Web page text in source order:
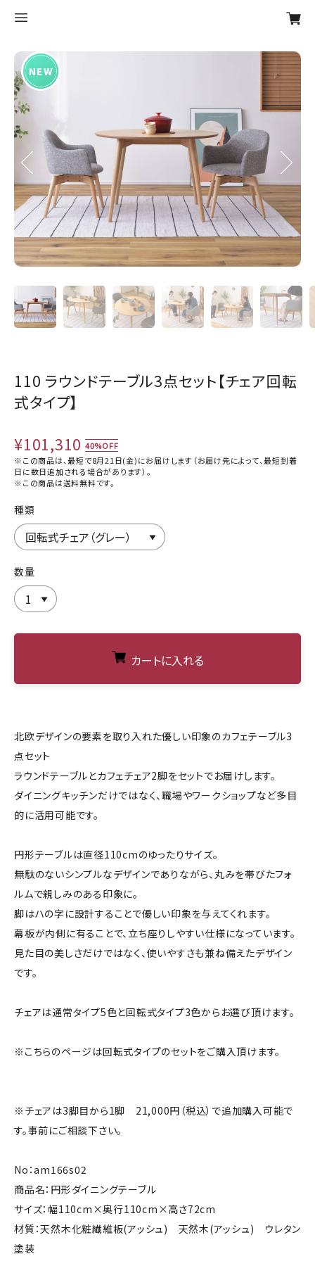
Previous Next
110 ラウンドテーブル3点セット【チェア回転
式タイプ】
¥101,310 40%OFF
※この商品は、最短で8月21日(金)にお届けします（お届け先によって、最短到着
日に数日追加される場合があります）。
※この商品は送料無料です。
種類
数量
カートに入れる
北欧デザインの要素を取り入れた優しい印象のカフェテーブル3
点セット
ラウンドテーブルとカフェチェア2脚をセットでお届けします。
ダイニングキッチンだけではなく、職場やワークショップなど多目
的に活用可能です。
円形テーブルは直径110cmのゆったりサイズ。
無駄のないシンプルなデザインでありながら、丸みを帯びたフォ
ルムで親しみのある印象に。
脚はハの字に設計することで優しい印象を与えてくれます。
幕板が内側に有ることで、立ち座りしやすい仕様になっています。
見た目の美しさだけではなく、使いやすさも兼ね備えたデザイン
です。
チェアは通常タイプ5色と回転式タイプ3色からお選び頂けます。
※こちらのページは回転式タイプのセットをご購入頂けます。
※チェアは3脚目から1脚 21,000円（税込）で追加購入可能で
す。事前にご相談下さい。
No：am166s02
商品名：円形ダイニングテーブル
サイズ：幅110cm×奥行110cm×高さ72cm
材質：天然木化粧繊維板(アッシュ) 天然木(アッシュ) ウレタン
塗装